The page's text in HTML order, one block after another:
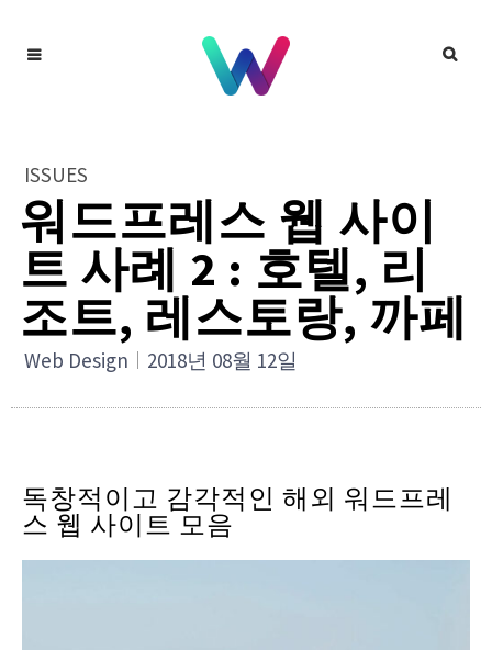
ISSUES
워드프레스 웹 사이
트 사례 2 : 호텔, 리
조트, 레스토랑, 까페
Web Design 2018년 08월 12일
독창적이고 감각적인 해외 워드프레
스 웹 사이트 모음